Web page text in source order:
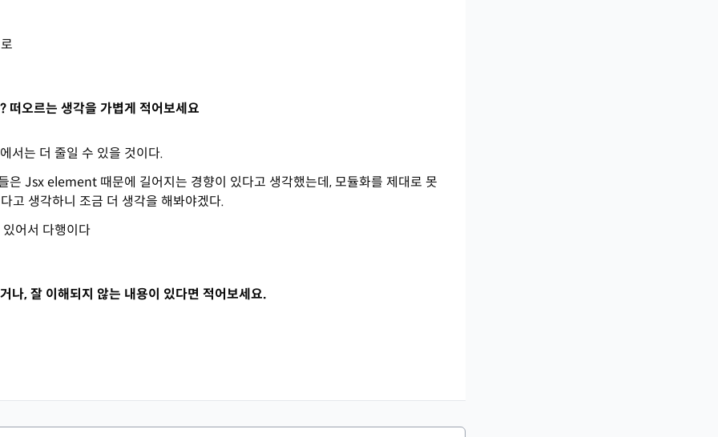
떠오르는 생각을 가볍게 적어보세요
서는 더 줄일 수 있을 것이다.
은 Jsx element 때문에 길어지는 경향이 있다고 생각했는데, 모듈화를 제대로 못
고 생각하니 조금 더 생각을 해봐야겠다.
어서 다행이다
나, 잘 이해되지 않는 내용이 있다면 적어보세요.